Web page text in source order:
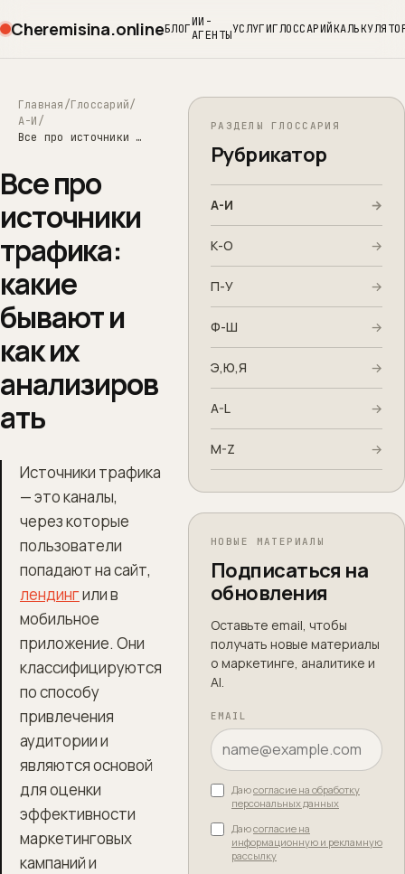
Cheremisina.onlineБЛОГИИ-
АГЕНТЫУСЛУГИГЛОССАРИЙ
Главная
Глоссарий
А-И
Все про источники трафика: какие бывают и как их анализировать
Все про
источники
трафика:
какие
бывают и
как их
анализиров
ать
Источники трафика
— это каналы,
через которые
пользователи
попадают на сайт,
лендингили в
мобильное
приложение. Они
классифицируются
по способу
привлечения
аудитории и
являются основой
для оценки
эффективности
маркетинговых
кампаний и
РАЗДЕЛЫ ГЛОССАРИЯ
Рубрикатор
А-И →
К-О →
П-У →
Ф-Ш →
Э,Ю,Я →
A-L →
M-Z →
НОВЫЕ МАТЕРИАЛЫ
Подписаться на
обновления
Оставьте email, чтобы
получать новые материалы
о маркетинге, аналитике и
AI.
EMAIL
Даюсогласие на обработку
персональных данных
Даюсогласие на
информационную и рекламную
рассылку